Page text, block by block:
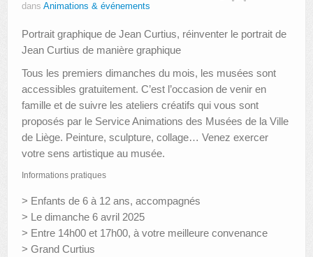
dans Animations & événements
Portrait graphique de Jean Curtius, réinventer le portrait de
Jean Curtius de manière graphique
Tous les premiers dimanches du mois, les musées sont
accessibles gratuitement. C’est l’occasion de venir en
famille et de suivre les ateliers créatifs qui vous sont
proposés par le Service Animations des Musées de la Ville
de Liège. Peinture, sculpture, collage… Venez exercer
votre sens artistique au musée.
Informations pratiques
> Enfants de 6 à 12 ans, accompagnés
> Le dimanche 6 avril 2025
> Entre 14h00 et 17h00, à votre meilleure convenance
> Grand Curtius